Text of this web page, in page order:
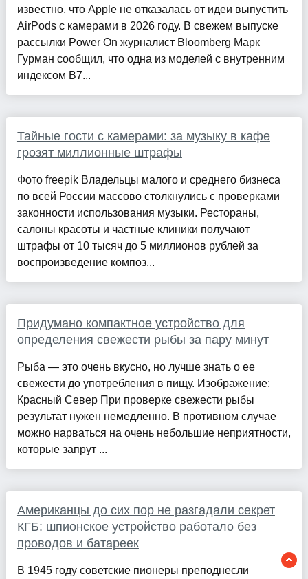
известно, что Apple не отказалась от идеи выпустить
AirPods с камерами в 2026 году. В свежем выпуске
рассылки Power On журналист Bloomberg Марк
Гурман сообщил, что одна из моделей с внутренним
индексом B7...
Тайные гости с камерами: за музыку в кафе
грозят миллионные штрафы
Фото freepik Владельцы малого и среднего бизнеса
по всей России массово столкнулись с проверками
законности использования музыки. Рестораны,
салоны красоты и частные клиники получают
штрафы от 10 тысяч до 5 миллионов рублей за
воспроизведение композ...
Придумано компактное устройство для
определения свежести рыбы за пару минут
Рыба — это очень вкусно, но лучше знать о ее
свежести до употребления в пищу. Изображение:
Красный Север При проверке свежести рыбы
результат нужен немедленно. В противном случае
можно нарваться на очень небольшие неприятности,
которые запрут ...
Американцы до сих пор не разгадали секрет
КГБ: шпионское устройство работало без
проводов и батареек
В 1945 году советские пионеры преподнесли